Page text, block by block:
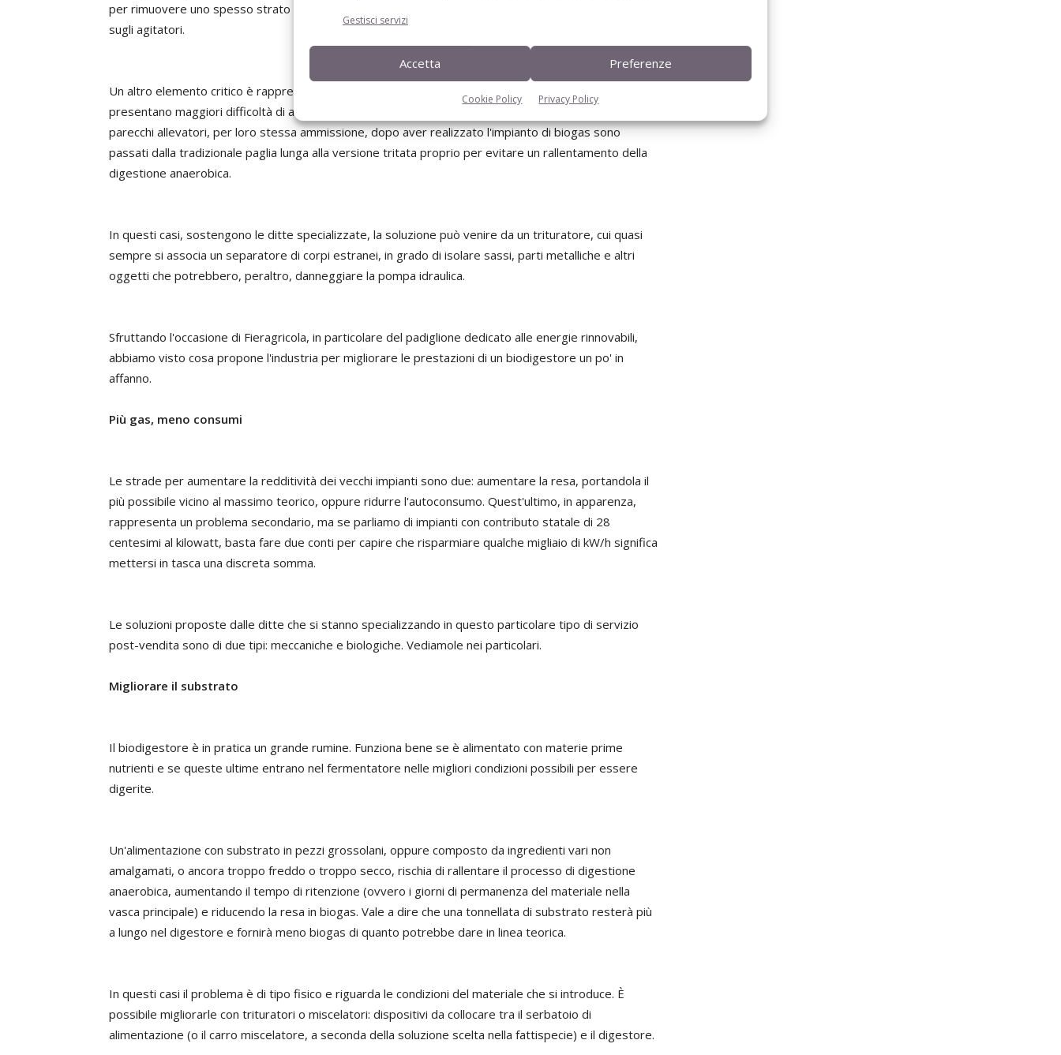
Gestisci servizi
Accetta Preferenze
Cookie Policy Privacy Policy
per rimuovere uno spesso strato di sassi dal fondo del medesimo, oppure spaghi e corde intrecciati
sugli agitatori.
Un altro elemento critico è rappresentato da biomasse a fibra lunga, che come vedremo più sotto,
presentano maggiori difficoltà di assimilazione. Un caso tipico è la paglia del letame, tanto è vero che
parecchi allevatori, per loro stessa ammissione, dopo aver realizzato l'impianto di biogas sono
passati dalla tradizionale paglia lunga alla versione tritata proprio per evitare un rallentamento della
digestione anaerobica.
In questi casi, sostengono le ditte specializzate, la soluzione può venire da un trituratore, cui quasi
sempre si associa un separatore di corpi estranei, in grado di isolare sassi, parti metalliche e altri
oggetti che potrebbero, peraltro, danneggiare la pompa idraulica.
Sfruttando l'occasione di Fieragricola, in particolare del padiglione dedicato alle energie rinnovabili,
abbiamo visto cosa propone l'industria per migliorare le prestazioni di un biodigestore un po' in
affanno.
Più gas, meno consumi
Le strade per aumentare la redditività dei vecchi impianti sono due: aumentare la resa, portandola il
più possibile vicino al massimo teorico, oppure ridurre l'autoconsumo. Quest'ultimo, in apparenza,
rappresenta un problema secondario, ma se parliamo di impianti con contributo statale di 28
centesimi al kilowatt, basta fare due conti per capire che risparmiare qualche migliaio di kW/h significa
mettersi in tasca una discreta somma.
Le soluzioni proposte dalle ditte che si stanno specializzando in questo particolare tipo di servizio
post-vendita sono di due tipi: meccaniche e biologiche. Vediamole nei particolari.
Migliorare il substrato
Il biodigestore è in pratica un grande rumine. Funziona bene se è alimentato con materie prime
nutrienti e se queste ultime entrano nel fermentatore nelle migliori condizioni possibili per essere
digerite.
Un'alimentazione con substrato in pezzi grossolani, oppure composto da ingredienti vari non
amalgamati, o ancora troppo freddo o troppo secco, rischia di rallentare il processo di digestione
anaerobica, aumentando il tempo di ritenzione (ovvero i giorni di permanenza del materiale nella
vasca principale) e riducendo la resa in biogas. Vale a dire che una tonnellata di substrato resterà più
a lungo nel digestore e fornirà meno biogas di quanto potrebbe dare in linea teorica.
In questi casi il problema è di tipo fisico e riguarda le condizioni del materiale che si introduce. È
possibile migliorarle con trituratori o miscelatori: dispositivi da collocare tra il serbatoio di
alimentazione (o il carro miscelatore, a seconda della soluzione scelta nella fattispecie) e il digestore.